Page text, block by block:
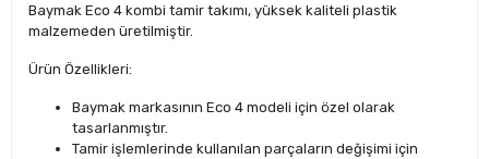
Baymak Eco 4 kombi tamir takımı, yüksek kaliteli plastik
malzemeden üretilmiştir.
Ürün Özellikleri:
Baymak markasının Eco 4 modeli için özel olarak
tasarlanmıştır.
Tamir işlemlerinde kullanılan parçaların değişimi için